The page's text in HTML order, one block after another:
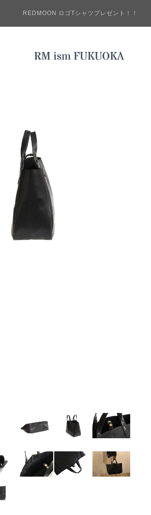
REDMOON ロゴTシャツプレゼント！！